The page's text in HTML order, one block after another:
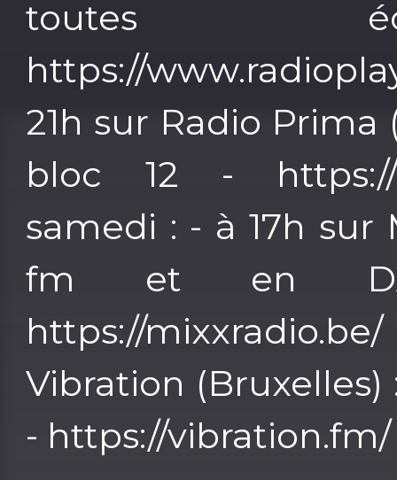
toutes
https://
21h sur Radio Prima
bloc 12 - https://
samedi : - à 17h sur
fm et en
https://
Vibration (Bruxelles)
- https://vibration.fm/